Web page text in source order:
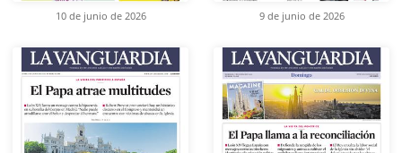
10 de junio de 2026 9 de junio de 2026